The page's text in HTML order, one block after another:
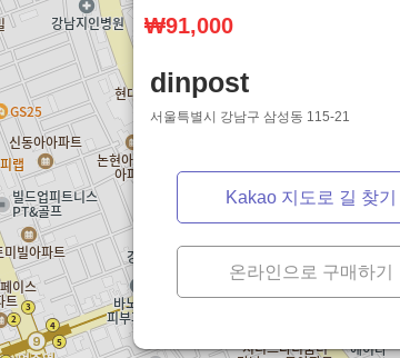
₩91,000
dinpost
서울특별시 강남구 삼성동 115-21
Kakao 지도로 길 찾기
온라인으로 구매하기